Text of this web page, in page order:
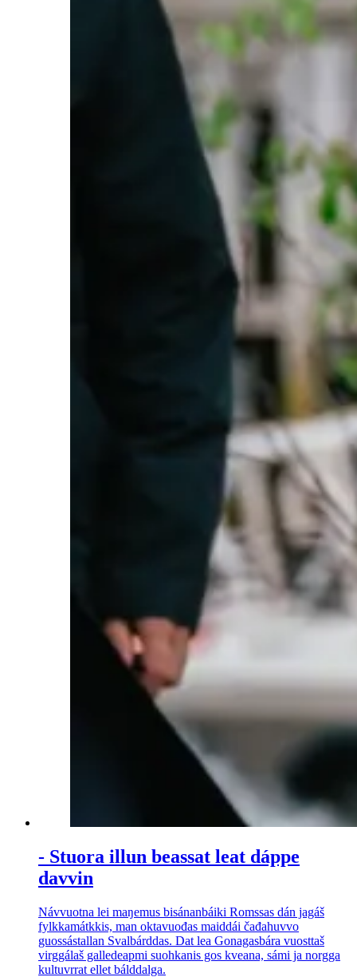
- Stuora illun beassat leat dáppe
davvin
Návvuotna lei maŋemus bisánanbáiki Romssas dán jagáš
fylkkamátkkis, man oktavuođas maiddái čađahuvvo
guossástallan Svalbárddas. Dat lea Gonagasbára vuosttaš
virggálaš galledeapmi suohkanis gos kveana, sámi ja norgga
kultuvrrat ellet bálddalga.